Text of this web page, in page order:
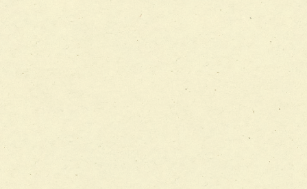
チーム09【術前から始める周術期リハビリテーションチー
チーム10【包括的リハビリテーションコンサルテーション
チーム13【非がんに対する緩和ケアチーム】